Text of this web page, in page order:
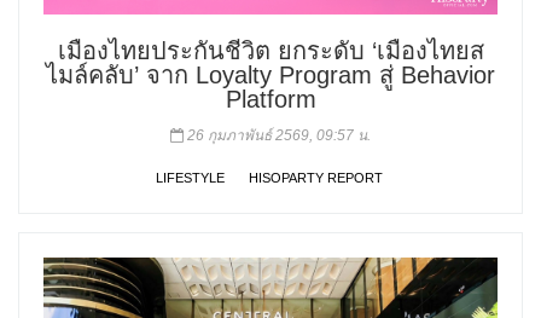
เมืองไทยประกันชีวิต ยกระดับ ‘เมืองไทยส
ไมล์คลับ’ จาก Loyalty Program สู่ Behavior
Platform
26 กุมภาพันธ์ 2569, 09:57 น.
LIFESTYLE HISOPARTY REPORT